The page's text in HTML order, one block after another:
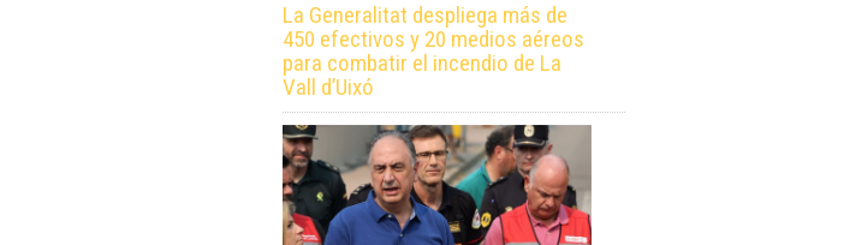
La Generalitat despliega más de
450 efectivos y 20 medios aéreos
para combatir el incendio de La
Vall d’Uixó